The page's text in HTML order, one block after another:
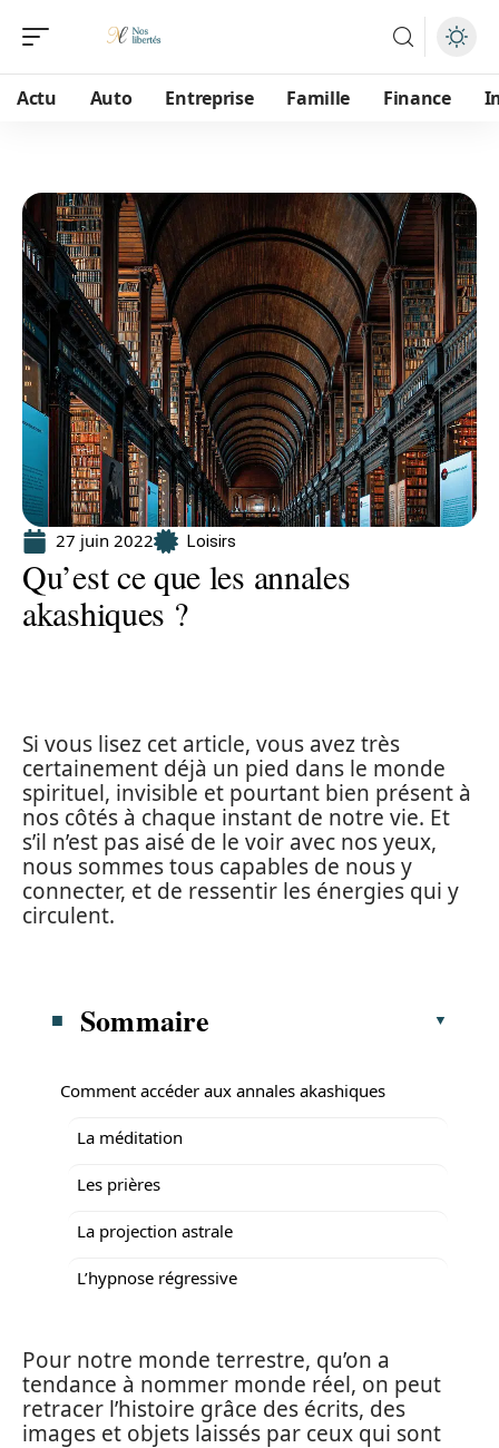
Actu Auto Entreprise Famille Finance
27 juin 2022 Loisirs
Qu’est ce que les annales
akashiques ?
Si vous lisez cet article, vous avez très
certainement déjà un pied dans le monde
spirituel, invisible et pourtant bien présent à
nos côtés à chaque instant de notre vie. Et
s’il n’est pas aisé de le voir avec nos yeux,
nous sommes tous capables de nous y
connecter, et de ressentir les énergies qui y
circulent.
Sommaire
Comment accéder aux annales akashiques
La méditation
Les prières
La projection astrale
L’hypnose régressive
Pour notre monde terrestre, qu’on a
tendance à nommer monde réel, on peut
retracer l’histoire grâce des écrits, des
images et objets laissés par ceux qui sont